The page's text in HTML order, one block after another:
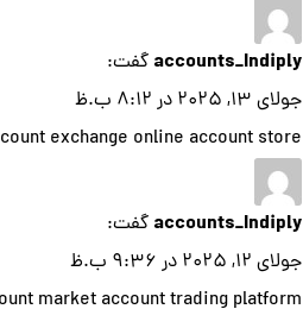
accounts_Indiply گفت:
جولای ۱۳, ۲۰۲۵ در ۸:۱۲ ب.ظ
exchange online account store
accounts_Indiply گفت:
جولای ۱۲, ۲۰۲۵ در ۹:۳۶ ب.ظ
market account trading platform